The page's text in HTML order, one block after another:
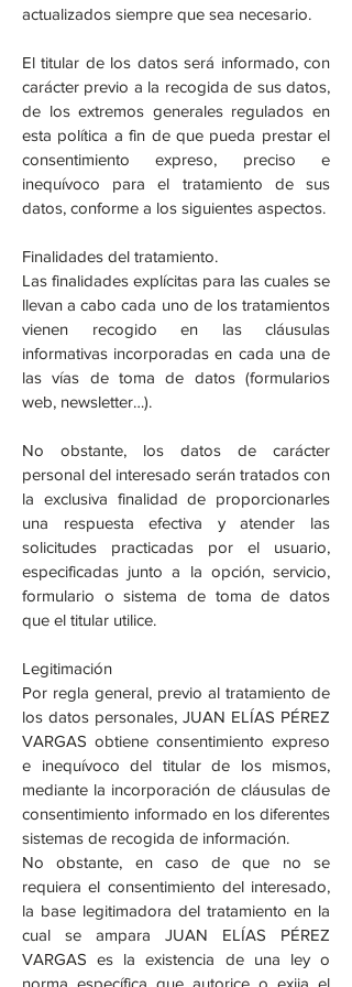
actualizados siempre que sea necesario.
El titular de los datos será informado, con
carácter previo a la recogida de sus datos,
de los extremos generales regulados en
esta política a fin de que pueda prestar el
consentimiento expreso, preciso e
inequívoco para el tratamiento de sus
datos, conforme a los siguientes aspectos.
Finalidades del tratamiento.
Las finalidades explícitas para las cuales se
llevan a cabo cada uno de los tratamientos
vienen recogido en las cláusulas
informativas incorporadas en cada una de
las vías de toma de datos (formularios
web, newsletter…).
No obstante, los datos de carácter
personal del interesado serán tratados con
la exclusiva finalidad de proporcionarles
una respuesta efectiva y atender las
solicitudes practicadas por el usuario,
especificadas junto a la opción, servicio,
formulario o sistema de toma de datos
que el titular utilice.
Legitimación
Por regla general, previo al tratamiento de
los datos personales, JUAN ELÍAS PÉREZ
VARGAS obtiene consentimiento expreso
e inequívoco del titular de los mismos,
mediante la incorporación de cláusulas de
consentimiento informado en los diferentes
sistemas de recogida de información.
No obstante, en caso de que no se
requiera el consentimiento del interesado,
la base legitimadora del tratamiento en la
cual se ampara JUAN ELÍAS PÉREZ
VARGAS es la existencia de una ley o
norma específica que autorice o exija el